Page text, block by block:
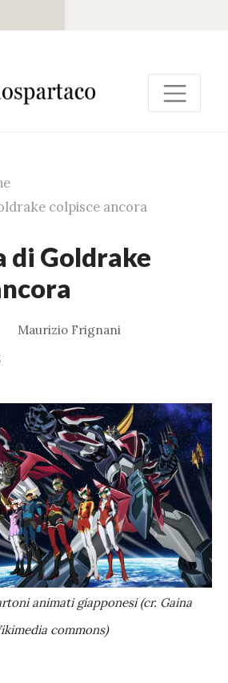
colpisce ancora
di Goldrake
Maurizio Frignani
animati giapponesi (cr. Gaina
commons)